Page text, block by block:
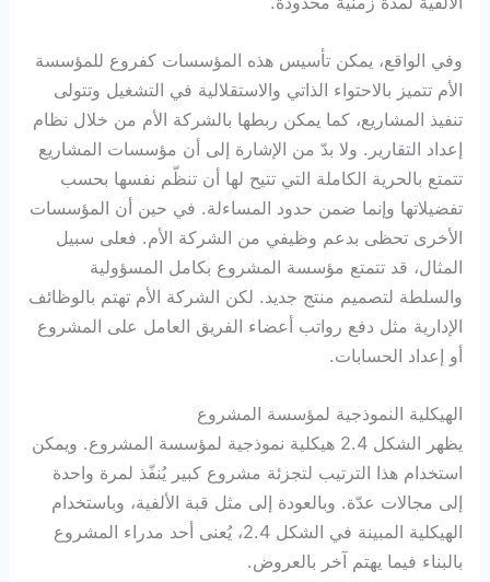
وفي الواقع، يمكن تأسيس هذه المؤسسات كفروع للمؤسسة
الأم تتميز بالاحتواء الذاتي والاستقلالية في التشغيل وتتولى
تنفيذ المشاريع، كما يمكن ربطها بالشركة الأم من خلال نظام
إعداد التقارير. ولا بدّ من الإشارة إلى أن مؤسسات المشاريع
تتمتع بالحرية الكاملة التي تتيح لها أن تنظّم نفسها بحسب
تفضيلاتها وإنما ضمن حدود المساءلة. في حين أن المؤسسات
الأخرى تحظى بدعم وظيفي من الشركة الأم. فعلى سبيل
المثال، قد تتمتع مؤسسة المشروع بكامل المسؤولية
والسلطة لتصميم منتج جديد. لكن الشركة الأم تهتم بالوظائف
الإدارية مثل دفع رواتب أعضاء الفريق العامل على المشروع
أو إعداد الحسابات.
الهيكلية النموذجية لمؤسسة المشروع
يظهر الشكل 2.4 هيكلية نموذجية لمؤسسة المشروع. ويمكن
استخدام هذا الترتيب لتجزئة مشروع كبير يُنفّذ لمرة واحدة
إلى مجالات عدّة. وبالعودة إلى مثل قبة الألفية، وباستخدام
الهيكلية المبينة في الشكل 2.4، يُعنى أحد مدراء المشروع
بالبناء فيما يهتم آخر بالعروض.